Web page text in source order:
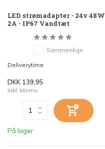
LED strømadapter - 24v 48W
2A - IP67 Vandtæt
Sammenlign
Deliverytime
DKK 139,95
Inkl. Moms
På lager